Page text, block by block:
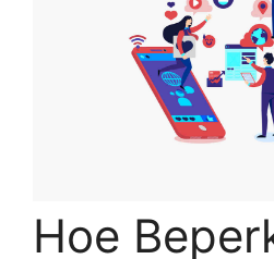
Hoe